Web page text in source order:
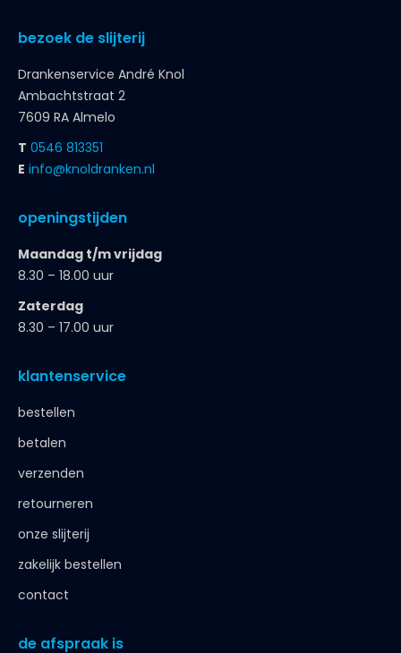
bezoek de slijterij
Drankenservice André Knol
Ambachtstraat 2
7609 RA Almelo
T 0546 813351
E info@knoldranken.nl
openingstijden
Maandag t/m vrijdag
8.30 – 18.00 uur
Zaterdag
8.30 – 17.00 uur
klantenservice
bestellen
betalen
verzenden
retourneren
onze slijterij
zakelijk bestellen
contact
de afspraak is